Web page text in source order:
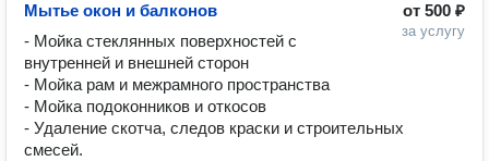
от 500 ₽
за услугу
Мытье окон и балконов
- Мойка стеклянных поверхностей с
внутренней и внешней сторон
- Мойка рам и межрамного пространства
- Мойка подоконников и откосов
- Удаление скотча, следов краски и строительных
смесей.